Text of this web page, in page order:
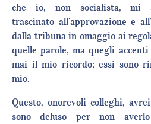
che io, non socialista, mi
trascinato all’approvazione e
dalla tribuna in omaggio ai
quelle parole, ma quegli
mai il mio ricordo; essi sono
mio.
Questo, onorevoli colleghi,
sono deluso per non